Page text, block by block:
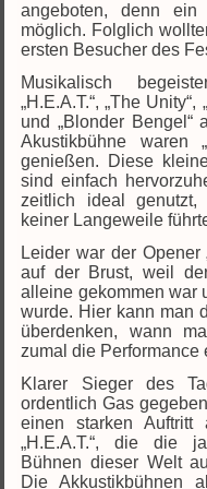
angeboten, denn
möglich. Folglich
ersten Besucher des
Musikalisch
„H.E.A.T.“, „The
und „Blonder Bengel“
Akustikbühne waren
genießen. Diese
sind einfach
zeitlich ideal
keiner Langeweile
Leider war der Opener
auf der Brust, weil
alleine gekommen war
wurde. Hier kann man
überdenken, wann
zumal die Performance
Klarer Sieger des
ordentlich Gas
einen starken Auftritt
„H.E.A.T.“, die die
Bühnen dieser Welt
Die Akkustikbühnen